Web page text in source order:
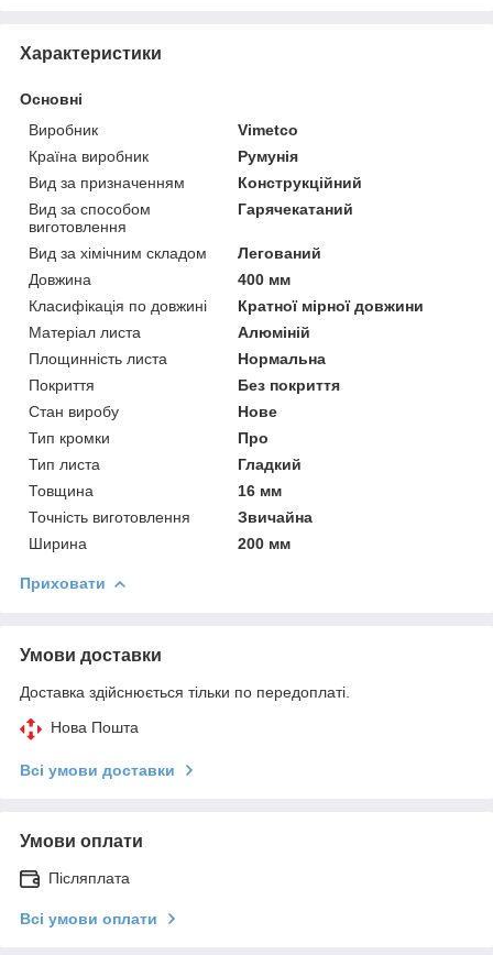
Характеристики
Основні
Виробник
Vimetco
Країна виробник
Румунія
Вид за призначенням
Конструкційний
Вид за способом
виготовлення
Гарячекатаний
Вид за хімічним складом
Легований
Довжина
400 мм
Класифікація по довжині
Кратної мірної довжини
Матеріал листа
Алюміній
Площинність листа
Нормальна
Покриття
Без покриття
Стан виробу
Нове
Тип кромки
Про
Тип листа
Гладкий
Товщина
16 мм
Точність виготовлення
Звичайна
Ширина
200 мм
Приховати
Умови доставки
Доставка здійснюється тільки по передоплаті.
Нова Пошта
Всі умови доставки
Умови оплати
Післяплата
Всі умови оплати